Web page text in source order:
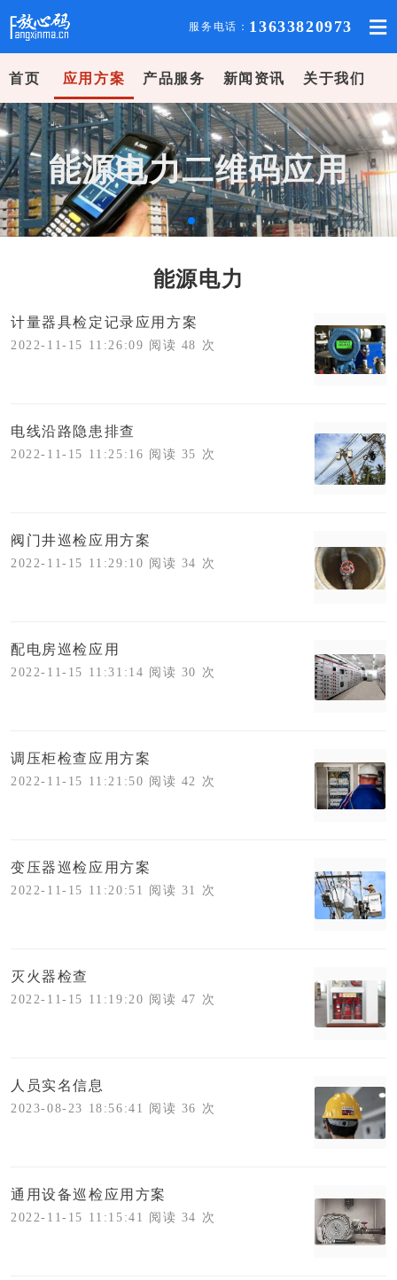
服务电话： 13633820973
首页 应用方案 产品服务 新闻资讯 关于我们
能源电力二维码应用
能源电力
计量器具检定记录应用方案
2022-11-15 11:26:09 阅读 48 次
电线沿路隐患排查
2022-11-15 11:25:16 阅读 35 次
阀门井巡检应用方案
2022-11-15 11:29:10 阅读 34 次
配电房巡检应用
2022-11-15 11:31:14 阅读 30 次
调压柜检查应用方案
2022-11-15 11:21:50 阅读 42 次
变压器巡检应用方案
2022-11-15 11:20:51 阅读 31 次
灭火器检查
2022-11-15 11:19:20 阅读 47 次
人员实名信息
2023-08-23 18:56:41 阅读 36 次
通用设备巡检应用方案
2022-11-15 11:15:41 阅读 34 次